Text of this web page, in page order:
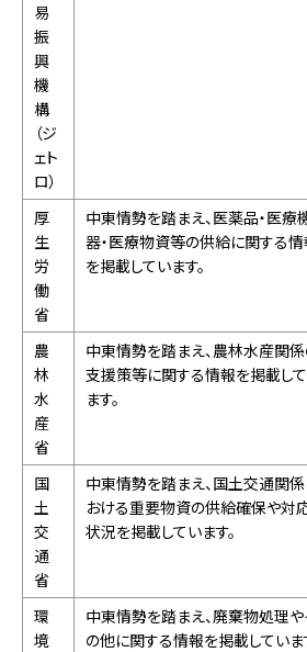
易
振
興
機
構
（ジ
ェト
ロ）
厚
生
労
働
省
中東情勢を踏まえ、医薬品・医療
器・医療物資等の供給に関する
を掲載しています。
農
林
水
産
省
中東情勢を踏まえ、農林水産関
支援策等に関する情報を掲載し
ます。
国
土
交
通
省
中東情勢を踏まえ、国土交通関
おける重要物資の供給確保や対
状況を掲載しています。
環
境
中東情勢を踏まえ、廃棄物処理
の他に関する情報を掲載していま